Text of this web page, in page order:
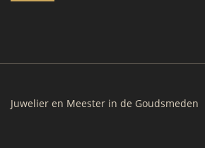
Juwelier en Meester in de Goudsmeden